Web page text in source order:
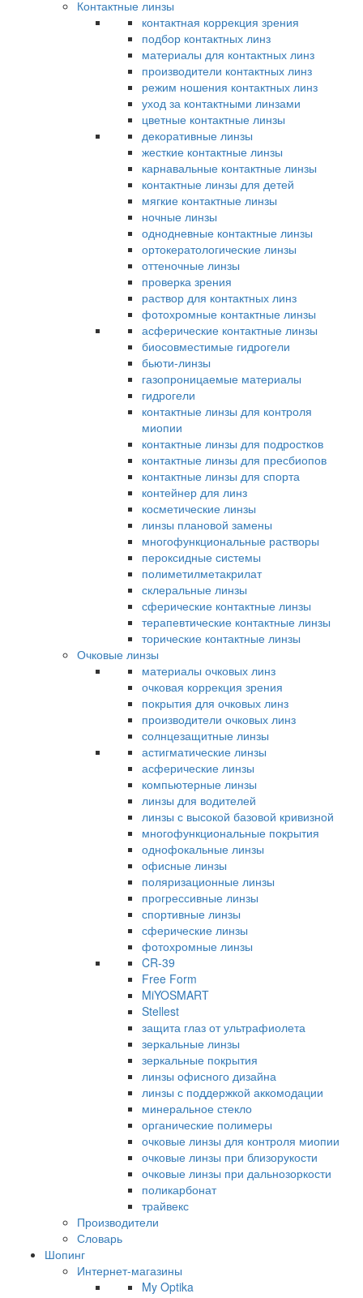
Контактные линзы
контактная коррекция зрения
подбор контактных линз
материалы для контактных линз
производители контактных линз
режим ношения контактных линз
уход за контактными линзами
цветные контактные линзы
декоративные линзы
жесткие контактные линзы
карнавальные контактные линзы
контактные линзы для детей
мягкие контактные линзы
ночные линзы
однодневные контактные линзы
ортокератологические линзы
оттеночные линзы
проверка зрения
раствор для контактных линз
фотохромные контактные линзы
асферические контактные линзы
биосовместимые гидрогели
бьюти-линзы
газопроницаемые материалы
гидрогели
контактные линзы для контроля
миопии
контактные линзы для подростков
контактные линзы для пресбиопов
контактные линзы для спорта
контейнер для линз
косметические линзы
линзы плановой замены
многофункциональные растворы
пероксидные системы
полиметилметакрилат
склеральные линзы
сферические контактные линзы
терапевтические контактные линзы
торические контактные линзы
Очковые линзы
материалы очковых линз
очковая коррекция зрения
покрытия для очковых линз
производители очковых линз
солнцезащитные линзы
астигматические линзы
асферические линзы
компьютерные линзы
линзы для водителей
линзы с высокой базовой кривизной
многофункциональные покрытия
однофокальные линзы
офисные линзы
поляризационные линзы
прогрессивные линзы
спортивные линзы
сферические линзы
фотохромные линзы
CR-39
Free Form
MiYOSMART
Stellest
защита глаз от ультрафиолета
зеркальные линзы
зеркальные покрытия
линзы офисного дизайна
линзы с поддержкой аккомодации
минеральное стекло
органические полимеры
очковые линзы для контроля миопии
очковые линзы при близорукости
очковые линзы при дальнозоркости
поликарбонат
трайвекс
Производители
Словарь
Шопинг
Интернет-магазины
My Optika